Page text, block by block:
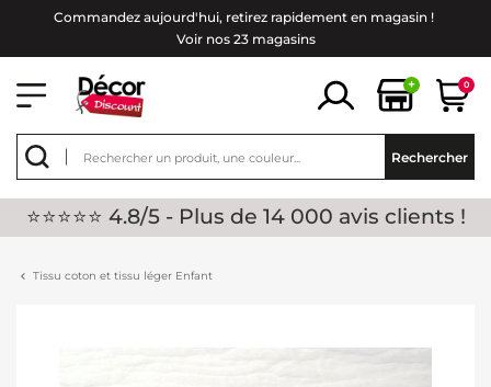
Commandez aujourd'hui, retirez rapidement en magasin !
Voir nos 23 magasins
+ 0
Rechercher
⭐⭐⭐⭐⭐ 4.8/5 - Plus de 14 000 avis clients !
Tissu coton et tissu léger Enfant